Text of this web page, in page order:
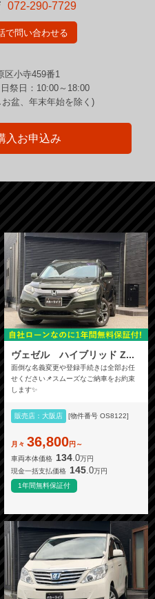
072-290-7729
で問い合わせる
区小寺459番1
祭日：10:00～18:00
盆、年末年始を除く)
入お申込み
ヴェゼル ハイブリッド Z...
面倒な名義変更や登録手続きは全部お任
せください📌スムーズなご納車をお約束
します✨
販売店：大阪店 [物件番号 OS8122]
月々 36,800円～
車両本体価格 134 .0万円
現金一括支払価格 145.0万円
1年間無料保証付